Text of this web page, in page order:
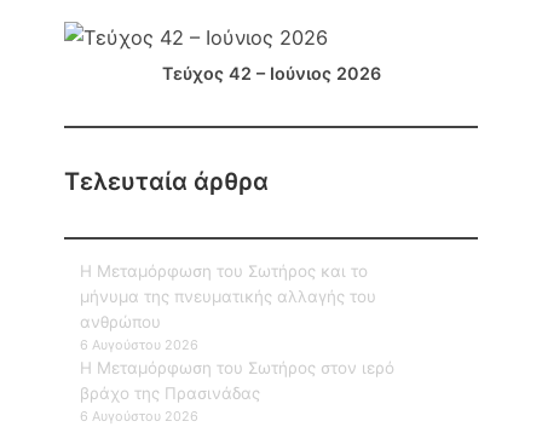
Τεύχος 42 – Ιούνιος 2026
Τελευταία άρθρα
Η Μεταμόρφωση του Σωτήρος και το
μήνυμα της πνευματικής αλλαγής του
ανθρώπου
6 Αυγούστου 2026
Η Μεταμόρφωση του Σωτήρος στον ιερό
βράχο της Πρασινάδας
6 Αυγούστου 2026